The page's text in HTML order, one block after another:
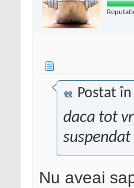
Postat
daca tot
Nu aveai